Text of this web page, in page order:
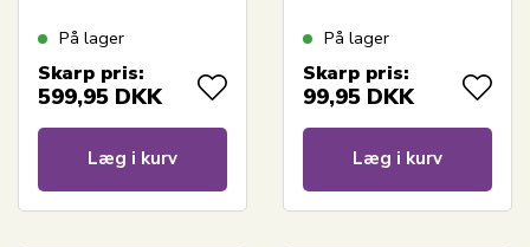
På lager
Skarp pris:
599,95 DKK
Læg i kurv
På lager
Skarp pris:
99,95 DKK
Læg i kurv